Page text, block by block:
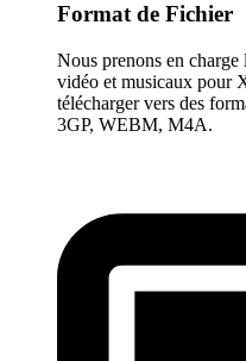
Format de Fichier
Nous prenons en
vidéo et musicaux pour
télécharger vers des
3GP, WEBM, M4A.